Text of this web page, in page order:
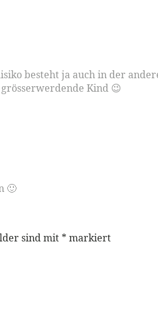
besteht ja auch in der
Kind 😉
🙂
sind mit * markiert